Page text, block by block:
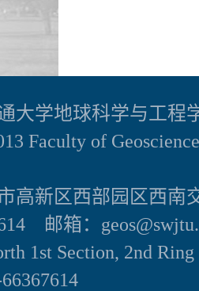
大学地球科学与工程
Faculty of
市高新区西部园区
邮箱：
1st Section, 2nd